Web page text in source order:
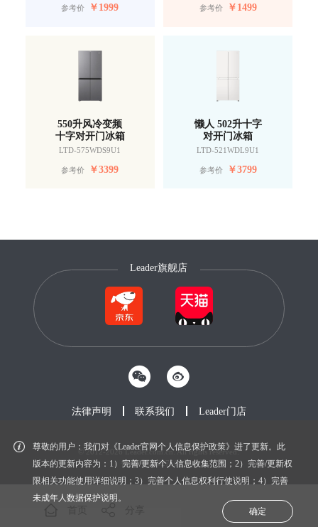
参考价 ￥1999 参考价 ￥1499
550升风冷变频
十字对开门冰箱
LTD-575WDS9U1
参考价 ￥3399
懒人 502升十字
对开门冰箱
LTD-521WDL9U1
参考价 ￥3799
尊敬的用户：我们对《Leader官网个人信息保护政策》进了更新。此
版本的更新内容为：1）完善/更新个人信息收集范围；2）完善/更新权
限相关功能使用详细说明；3）完善个人信息权利行使说明；4）完善
未成年人数据保护说明。
确定
Leader旗舰店
法律声明 联系我们 Leader门店
© 2012-2026 Leader.com.cn. All rights reserved.
鲁ICP备20027604号-1